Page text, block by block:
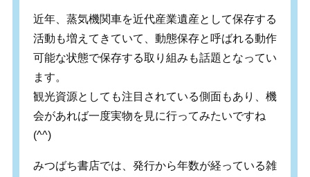
近年、蒸気機関車を近代産業遺産として保存する
活動も増えてきていて、動態保存と呼ばれる動作
可能な状態で保存する取り組みも話題となってい
ます。
観光資源としても注目されている側面もあり、機
会があれば一度実物を見に行ってみたいですね
(^^)
みつばち書店では、発行から年数が経っている雑